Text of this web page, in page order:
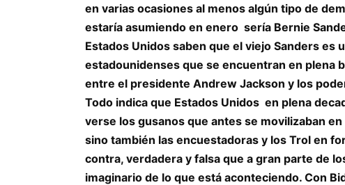
en varias ocasiones al menos algún tipo de
estaría asumiendo en enero sería Bernie
Estados Unidos saben que el viejo Sanders es
estadounidenses que se encuentran en plena
entre el presidente Andrew Jackson y los
Todo indica que Estados Unidos en plena
verse los gusanos que antes se movilizaban
sino también las encuestadoras y los Trol en
contra, verdadera y falsa que a gran parte de
imaginario de lo que está aconteciendo. Con